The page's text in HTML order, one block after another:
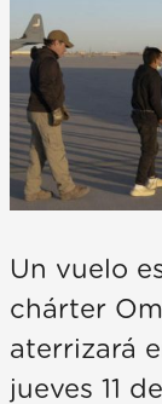
Un vuelo
chárter
aterrizará
jueves 11